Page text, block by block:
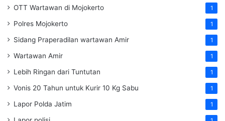
OTT Wartawan di Mojokerto 1
Polres Mojokerto 1
Sidang Praperadilan wartawan Amir 1
Wartawan Amir 1
Lebih Ringan dari Tuntutan 1
Vonis 20 Tahun untuk Kurir 10 Kg Sabu 1
Lapor Polda Jatim 1